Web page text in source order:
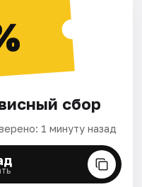
сбор
1 минуту назад